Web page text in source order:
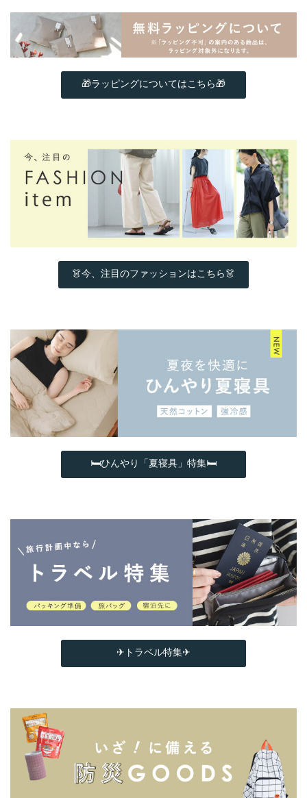
🎁ラッピングについてはこちら🎁
👗今、注目のファッションはこちら👗
🛏ひんやり「夏寝具」特集🛏
✈トラベル特集✈